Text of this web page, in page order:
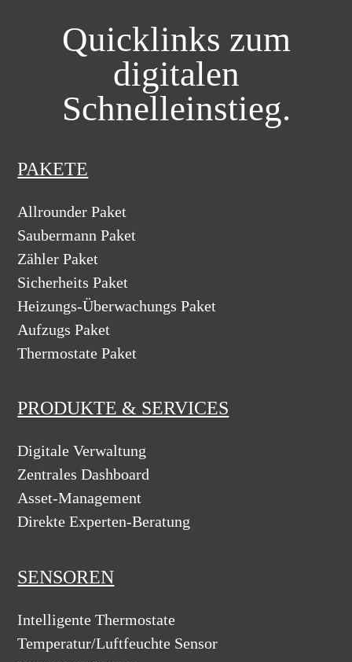
Quicklinks zum
digitalen
Schnelleinstieg.
PAKETE
Allrounder Paket
Saubermann Paket
Zähler Paket
Sicherheits Paket
Heizungs-Überwachungs Paket
Aufzugs Paket
Thermostate Paket
PRODUKTE & SERVICES
Digitale Verwaltung
Zentrales Dashboard
Asset-Management
Direkte Experten-Beratung
SENSOREN
Intelligente Thermostate
Temperatur/Luftfeuchte Sensor